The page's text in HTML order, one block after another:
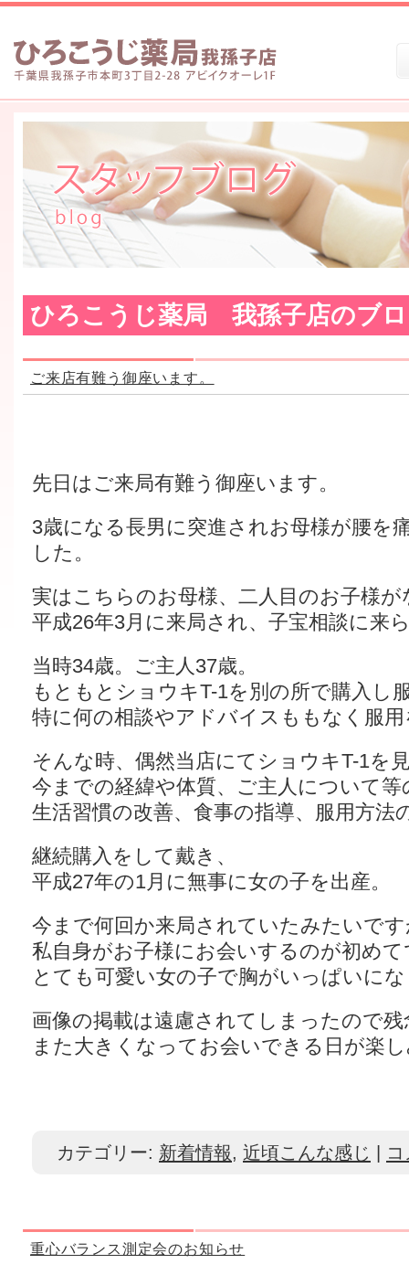
ひろこうじ薬局 我孫子店のブ
ご来店有難う御座います。
先日はご来局有難う御座います。
3歳になる長男に突進されお母様が腰を
した。
実はこちらのお母様、二人目のお子様
平成26年3月に来局され、子宝相談に来
当時34歳。ご主人37歳。
もともとショウキT-1を別の所で購入し
特に何の相談やアドバイスももなく服
そんな時、偶然当店にてショウキT-1を
今までの経緯や体質、ご主人について
生活習慣の改善、食事の指導、服用方法
継続購入をして戴き、
平成27年の1月に無事に女の子を出産。
今まで何回か来局されていたみたいで
私自身がお子様にお会いするのが初めて
とても可愛い女の子で胸がいっぱいに
画像の掲載は遠慮されてしまったので
また大きくなってお会いできる日が楽
カテゴリー: 新着情報, 近頃こんな感じ
重心バランス測定会のお知らせ